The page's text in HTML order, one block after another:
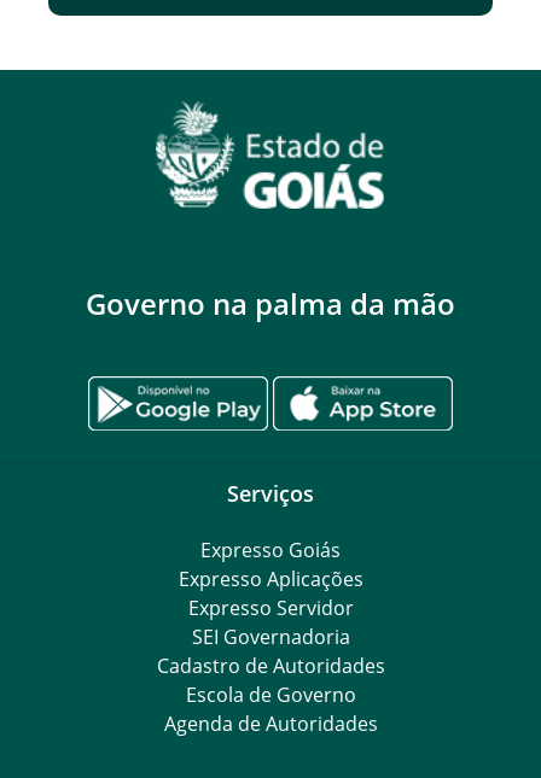
Governo na palma da mão
Serviços
Expresso Goiás
Expresso Aplicações
Expresso Servidor
SEI Governadoria
Cadastro de Autoridades
Escola de Governo
Agenda de Autoridades